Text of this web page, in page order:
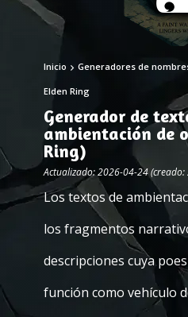
Inicio Generadores de
Elden Ring
Generador de
ambientación de
Ring)
Actualizado: 2026-04-24
Los textos de
los fragmentos
descripciones cuya
función como vehículo